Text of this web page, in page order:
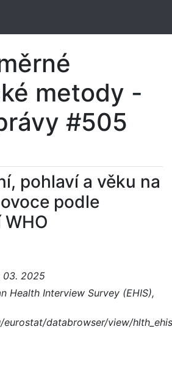
metody -
#505
pohlaví a věku na
podle
03. 2025
Health Interview Survey (EHIS),
databrowser/view/